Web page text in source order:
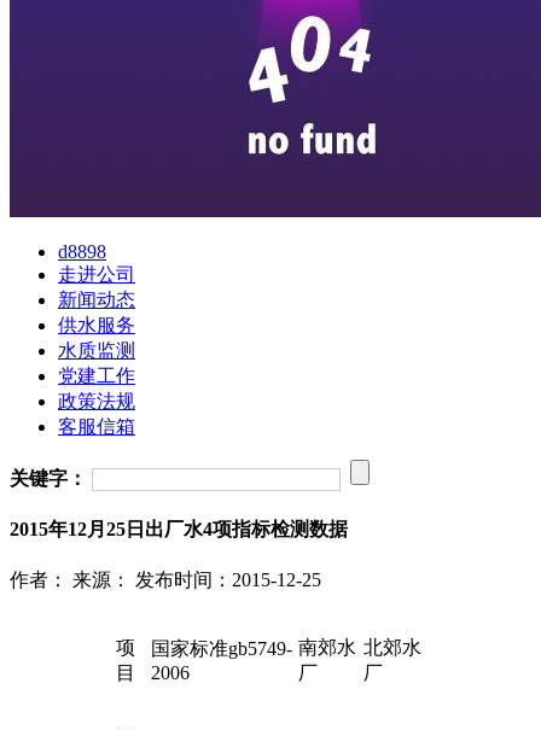
d8898
走进公司
新闻动态
供水服务
水质监测
党建工作
政策法规
客服信箱
关键字：
2015年12月25日出厂水4项指标检测数据
作者： 来源： 发布时间：2015-12-25
项
目
国家标准gb5749-
2006
南郊水
厂
北郊水
厂